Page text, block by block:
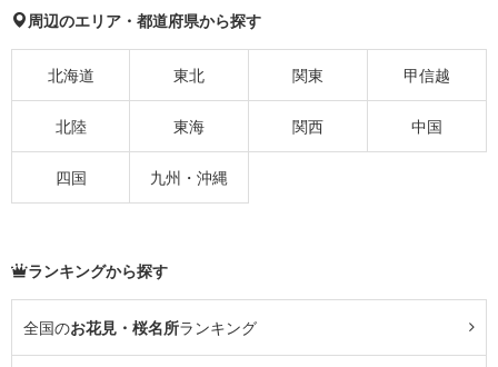
周辺のエリア・都道府県から探す
北海道 東北 関東 甲信越
北陸 東海 関西 中国
四国 九州・沖縄
ランキングから探す
全国のお花見・桜名所ランキング